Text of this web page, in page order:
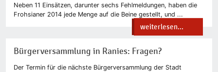
Neben 11 Einsätzen, darunter sechs Fehlmeldungen, haben die
Frohsianer 2014 jede Menge auf die Beine gestellt, und ...
weiterlesen...
Bürgerversammlung in Ranies: Fragen?
Der Termin für die nächste Bürgerversammlung der Stadt